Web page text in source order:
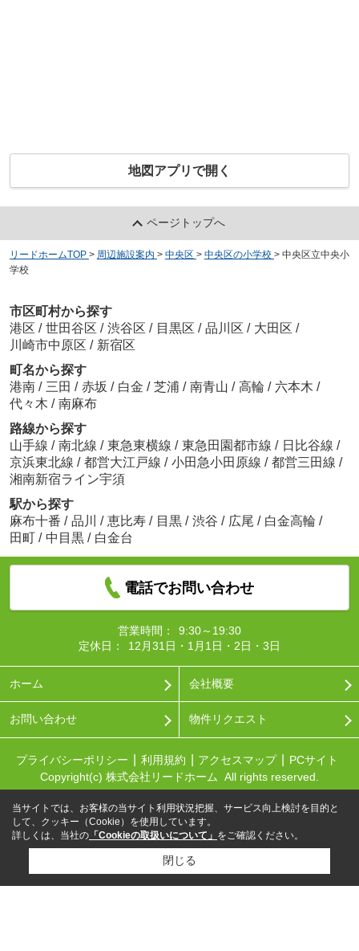
地図アプリで開く
ページトップへ
リードホームTOP > 周辺施設案内 > 中央区 > 中央区の小学校 > 中央区立中央小
学校
市区町村から探す
港区 / 世田谷区 / 渋谷区 / 目黒区 / 品川区 / 大田区 /
川崎市中原区 / 新宿区
町名から探す
港南 / 三田 / 赤坂 / 白金 / 芝浦 / 南青山 / 高輪 / 六本木 /
代々木 / 南麻布
路線から探す
山手線 / 南北線 / 東急東横線 / 東急田園都市線 / 日比谷線 /
京浜東北線 / 都営大江戸線 / 小田急小田原線 / 都営三田線 /
湘南新宿ライン宇須
駅から探す
麻布十番 / 品川 / 恵比寿 / 目黒 / 渋谷 / 広尾 / 白金高輪 /
田町 / 中目黒 / 白金台
電話でお問い合わせ
営業時間：
9:30～19:30
定休日：
12月31日・1月1日・2日・3日
ホーム 会社概要
お問い合わせ 物件リクエスト
プライバシーポリシー 利用規約 アクセスマップ
PCサイト
Copyright(c) 株式会社リードホーム All rights reserved.
当サイトでは、お客様の当サイト利用状況把握、サービス向上検討を目的と
して、クッキー（Cookie）を使用しています。
詳しくは、当社の 「Cookieの取扱いについて」 をご確認ください。
閉じる